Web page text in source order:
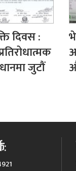
दिवस :
जुटौं